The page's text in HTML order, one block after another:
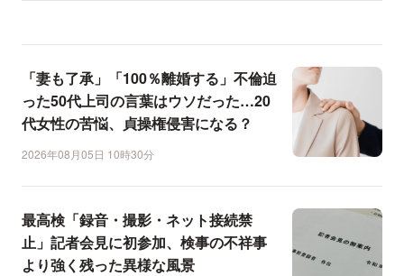
「妻も了承」「100％離婚する」不倫迫
った50代上司の言葉はウソだった…20
代女性の苦悩、貞操権侵害になる？
2026年08月05日 10時30分
最高検「録音・撮影・ネット接続禁
止」記者会見に初参加、検事の不祥事
より強く残った異様な風景